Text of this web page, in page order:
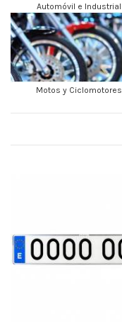
Automóvil e Industrial
Motos y Ciclomotores